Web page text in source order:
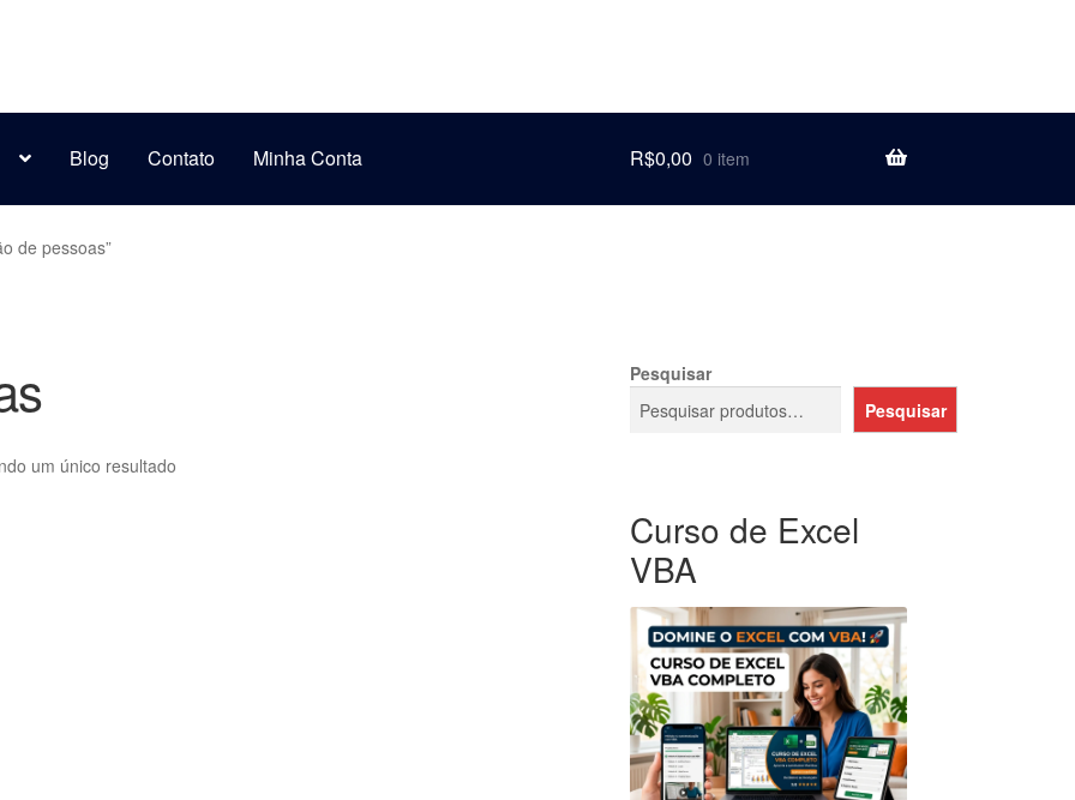
Blog Contato Minha Conta R$0,00 0 item
de pessoas”
um único resultado
Pesquisar
Pesquisar
Curso de Excel
VBA